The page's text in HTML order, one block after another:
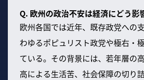
Q. 欧州の政治不安は経済にどう影
欧州各国では近年、既存政党への
わゆるポピュリスト政党や極右・
ている。その背景には、若年層の
高による生活苦、社会保障の切り